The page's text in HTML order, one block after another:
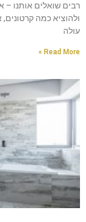
רבים שואלים אותנו
ולהוציא כמה קרטונים,
עולה
Read More »